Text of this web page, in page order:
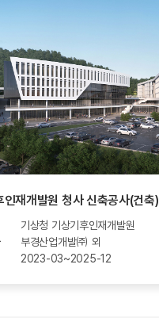
인재개발원 청사 신축공사(건축)
기상청 기상기후인재개발원
부경산업개발㈜ 외
2023-03~2025-12